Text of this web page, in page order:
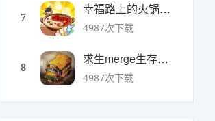
7
幸福路上的火锅店官方版 v5.3.5安卓版
4987次下载
8
求生merge生存之地手机版 v1.48.0安卓版
4987次下载